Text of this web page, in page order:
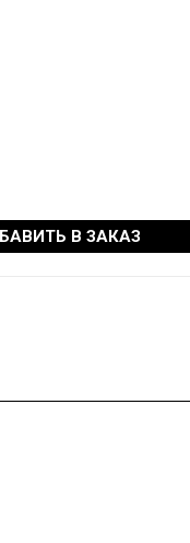
В ЗАКАЗ